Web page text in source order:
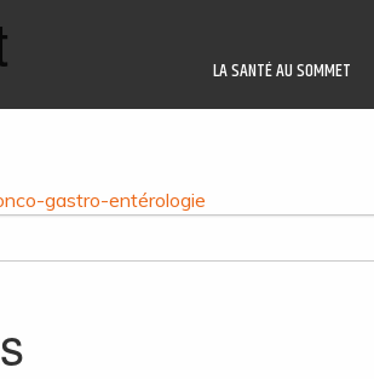
LA SANTÉ AU SOMMET
gastro-entérologie